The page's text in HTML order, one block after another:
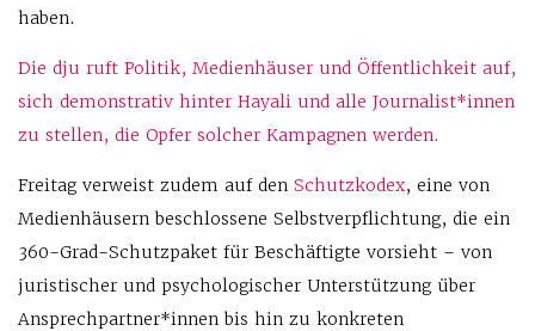
haben.
Die dju ruft Politik, Medienhäuser und Öffentlichkeit auf,
sich demonstrativ hinter Hayali und alle Journalist*innen
zu stellen, die Opfer solcher Kampagnen werden.
Freitag verweist zudem auf den Schutzkodex, eine von
Medienhäusern beschlossene Selbstverpflichtung, die ein
360-Grad-Schutzpaket für Beschäftigte vorsieht – von
juristischer und psychologischer Unterstützung über
Ansprechpartner*innen bis hin zu konkreten